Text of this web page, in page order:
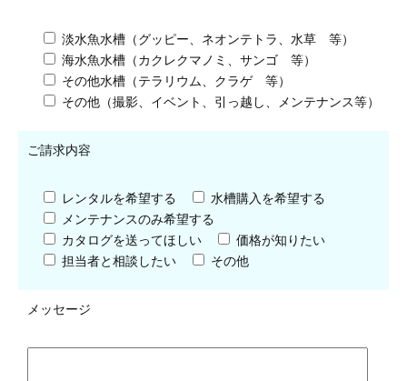
淡水魚水槽（グッピー、ネオンテトラ、水草 等）
海水魚水槽（カクレクマノミ、サンゴ 等）
その他水槽（テラリウム、クラゲ 等）
その他（撮影、イベント、引っ越し、メンテナンス等）
ご請求内容
レンタルを希望する
水槽購入を希望する
メンテナンスのみ希望する
カタログを送ってほしい
価格が知りたい
担当者と相談したい
その他
メッセージ